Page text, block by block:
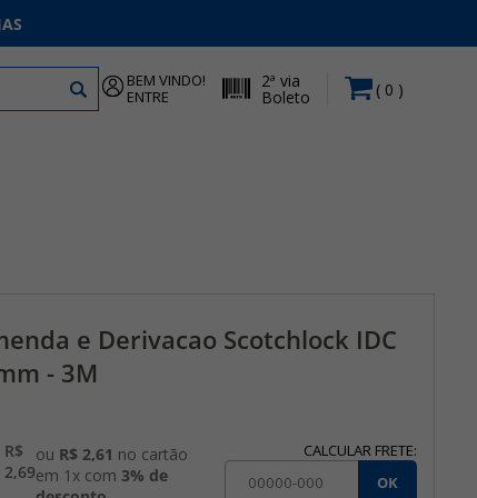
BEM VINDO!
ENTRE
2ª via
Boleto 0
e Derivacao Scotchlock IDC
- 3M
R$
2,69
ou R$ 2,61 no cartão
em 1x com3% de
CALCULAR FRETE:
OK